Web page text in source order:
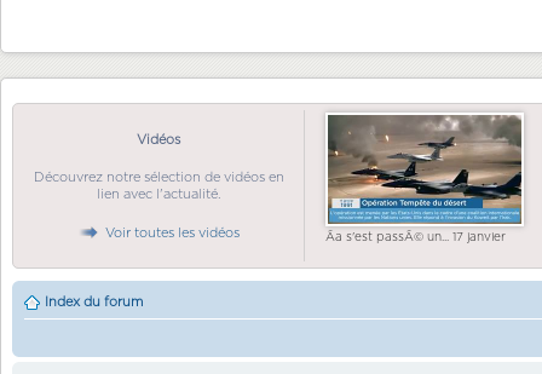
Vidéos
Découvrez notre sélection de vidéos en
lien avec l'actualité.
Voir toutes les vidéos Ãa s'est passÃ© un... 17 janvier
Index du forum